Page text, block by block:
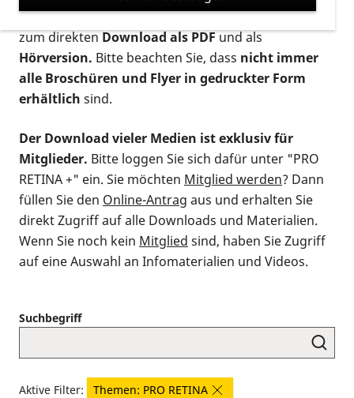
postalischen Bestellung als gedruckte Variante
zum direktenDownload als PDFund als
Hörversion. Bitte beachten Sie, dass nicht immer
alle Broschüren und Flyer in gedruckter Form
erhältlich sind.
Der Download vieler Medien ist exklusiv für
Mitglieder. Bitte loggen Sie sich dafür unter "PRO
RETINA +" ein. Sie möchten Mitglied werden? Dann
füllen Sie den Online-Antrag aus und erhalten Sie
direkt Zugriff auf alle Downloads und Materialien.
Wenn Sie noch kein Mitglied sind, haben Sie Zugriff
auf eine Auswahl an Infomaterialien und Videos.
Suchbegriff
Aktive Filter:
Themen: PRO RETINA